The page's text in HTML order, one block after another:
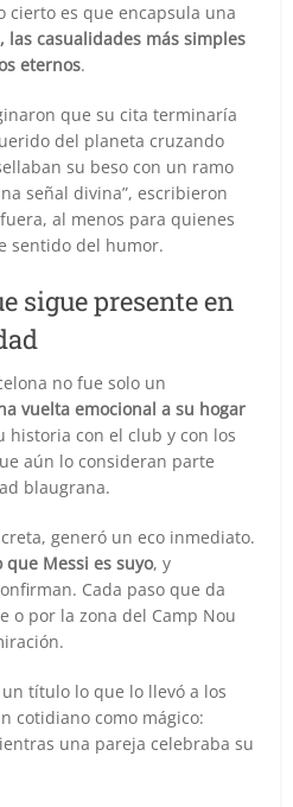
cierto es que encapsula una
las casualidades más simples
eternos.
que su cita terminaría
del planeta cruzando
su beso con un ramo
señal divina”, escribieron
al menos para quienes
sentido del humor.
sigue presente en
no fue solo un
vuelta emocional a su hogar
historia con el club y con los
aún lo consideran parte
blaugrana.
generó un eco inmediato.
Messi es suyo, y
Cada paso que da
o por la zona del Camp Nou
título lo que lo llevó a los
cotidiano como mágico:
una pareja celebraba su